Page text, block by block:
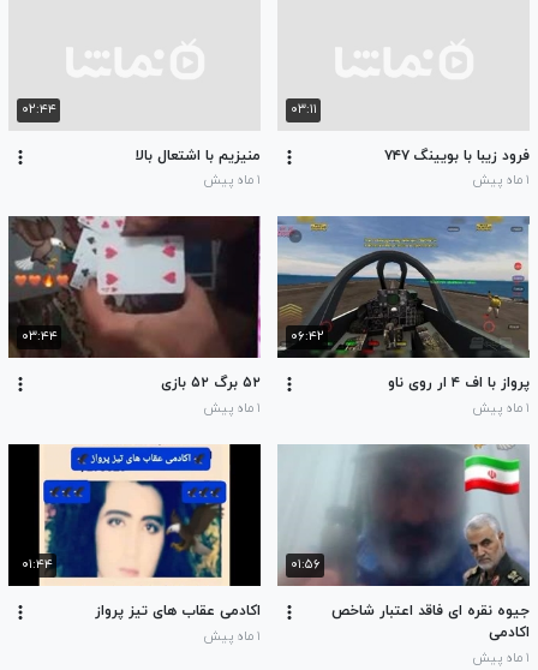
۰۳:۱۱
فرود زیبا با بویینگ ۷۴۷
۱ ماه پیش
۰۲:۴۴
منیزیم با اشتعال بالا
۱ ماه پیش
۰۶:۴۲
پرواز با اف ۴ ار روی ناو
۱ ماه پیش
۰۳:۴۴
۵۲ برگ ۵۲ بازی
۱ ماه پیش
۰۱:۵۶
جیوه نقره ای فاقد اعتبار شاخص
اکادمی
۱ ماه پیش
۰۱:۴۴
اکادمی عقاب های تیز پرواز
۱ ماه پیش